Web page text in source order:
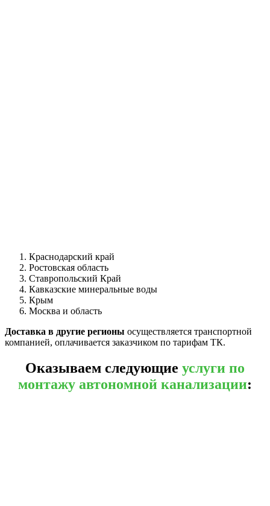
Краснодарский край
Ростовская область
Ставропольский Край
Кавказские минеральные воды
Крым
Москва и область
Доставка в другие регионы осуществляется транспортной
компанией, оплачивается заказчиком по тарифам ТК.
Оказываем следующие услуги по
монтажу автономной канализации: